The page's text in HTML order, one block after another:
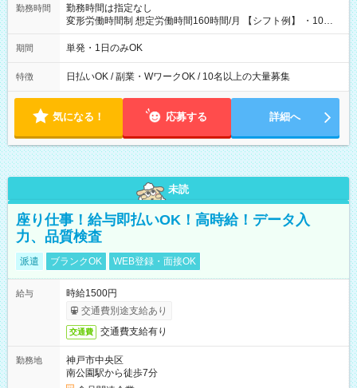
勤務時間
勤務時間は指定なし
変形労働時間制 想定労働時間160時間/月 【シフト例】 ・10：
00～20：00
期間 単発・1日のみOK
特徴 日払いOK / 副業・WワークOK / 10名以上の大量募集
気になる！ 応募する 詳細へ
未読
座り仕事！給与即払いOK！高時給！データ入
力、品質検査
派遣 ブランクOK WEB登録・面接OK
給与
時給1500円
交通費別途支給あり
交通費 交通費支給有り
勤務地
神戸市中央区
南公園駅から徒歩7分